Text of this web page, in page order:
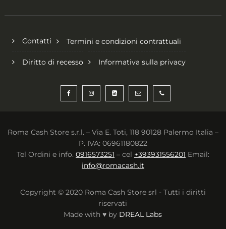
Contatti Termini e condizioni contrattuali
Diritto di recesso Informativa sulla privacy
Roma Cash Store s.r.l. – Via E. Toti, 118 90128 Palermo Italia –
P. IVA: 06961180822
Tel Ordini e info. 0916573251 – cel +393931556201 Email:
info@romacash.it
Copyright © 2020 Roma Cash Store srl - Tutti i diritti
riservati
Made with ♥ by DREAL Labs